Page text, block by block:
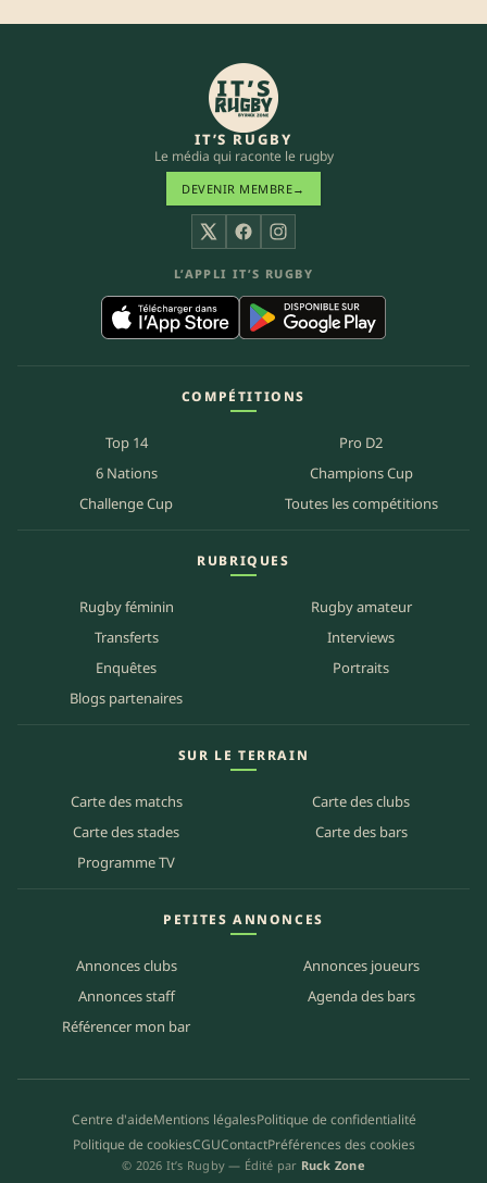
IT’S RUGBY
Le média qui raconte le rugby
DEVENIR MEMBRE→
X FacebookInstagram
L’APPLI IT’S RUGBY
COMPÉTITIONS
Top 14
Pro D2
6 Nations
Champions Cup
Challenge Cup
Toutes les compétitions
RUBRIQUES
Rugby féminin
Rugby amateur
Transferts
Interviews
Enquêtes
Portraits
Blogs partenaires
SUR LE TERRAIN
Carte des matchs
Carte des clubs
Carte des stades
Carte des bars
Programme TV
PETITES ANNONCES
Annonces clubs
Annonces joueurs
Annonces staff
Agenda des bars
Référencer mon bar
Centre d'aideMentions légalesPolitique de confidentialité
Politique de cookiesCGUContactPréférences des cookies
© 2026 It’s Rugby — Édité par Ruck Zone